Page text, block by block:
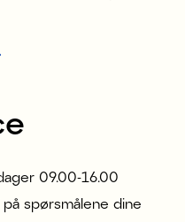
09.00-16.00
på spørsmålene dine